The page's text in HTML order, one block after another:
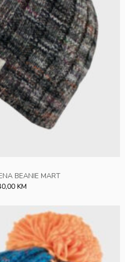
BEANIE MART
KM